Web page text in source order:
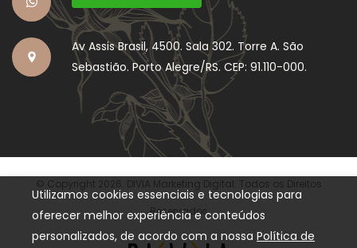
Av Assis Brasil, 4500. Sala 302. Torre A. São
Sebastião. Porto Alegre/RS. CEP: 91.110-000.
© Copyright 2026. DIVIA Marketing Digital. Todos os Direitos
Reservados
Utilizamos cookies essenciais e tecnologias para
oferecer melhor experiência e conteúdos
personalizados, de acordo com a nossa Política de